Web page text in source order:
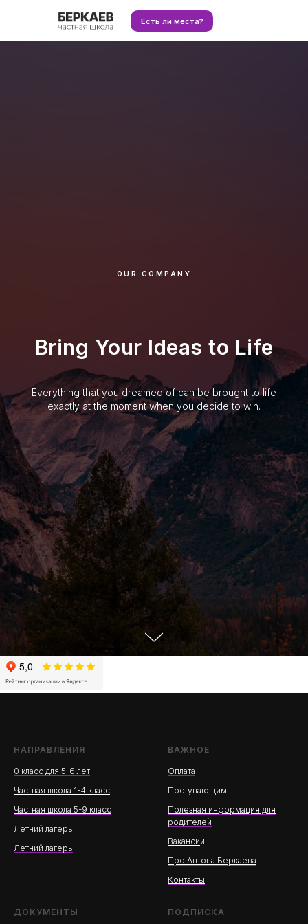
Есть ли места?
OUR COMPANY
Bring Your Ideas to Life
Everything that you dreamed of can be brought to life
exactly at the moment when you decide to win.
НАПРАВЛЕНИЯ
0 класс для 5-6 лет
Частная школа 1-4 класс
Частная школа 5-9 класс
Летний лагерь
Летний лагерь
ВАЖНОЕ
Оплата
Поступающим
Полезная информация для
родителей
Вакансии
Про Антона Беркаева
Контакты
ДОКУМЕНТЫ ПОДПИСКА